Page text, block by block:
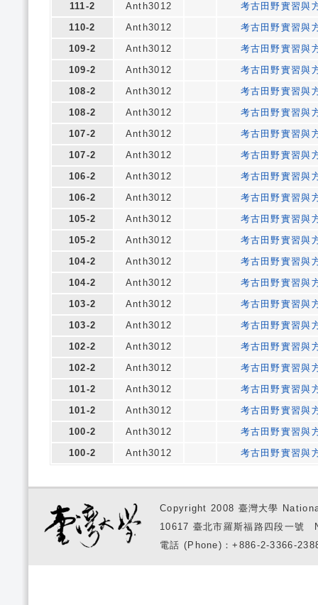
111-2
Anth3012
考古田野實習與
110-2
Anth3012
考古田野實習與
109-2
Anth3012
考古田野實習與
109-2
Anth3012
考古田野實習與
108-2
Anth3012
考古田野實習與
108-2
Anth3012
考古田野實習與
107-2
Anth3012
考古田野實習與
107-2
Anth3012
考古田野實習與
106-2
Anth3012
考古田野實習與
106-2
Anth3012
考古田野實習與
105-2
Anth3012
考古田野實習與
105-2
Anth3012
考古田野實習與
104-2
Anth3012
考古田野實習與
104-2
Anth3012
考古田野實習與
103-2
Anth3012
考古田野實習與
103-2
Anth3012
考古田野實習與
102-2
Anth3012
考古田野實習與
102-2
Anth3012
考古田野實習與
101-2
Anth3012
考古田野實習與
101-2
Anth3012
考古田野實習與
100-2
Anth3012
考古田野實習與
100-2
Anth3012 考古田野實習與
Copyright 2008 臺灣大學
10617 臺北市羅斯福路四段一
電話 (Phone)：+886-2-3366-